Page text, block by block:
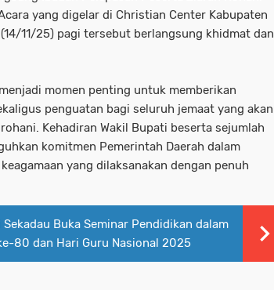
yang digelar di Christian Center Kabupaten
11/25) pagi tersebut berlangsung khidmat dan
momen penting untuk memberikan
penguatan bagi seluruh jemaat yang akan
Kehadiran Wakil Bupati beserta sejumlah
komitmen Pemerintah Daerah dalam
yang dilaksanakan dengan penuh
Sekadau Buka Seminar Pendidikan dalam
80 dan Hari Guru Nasional 2025